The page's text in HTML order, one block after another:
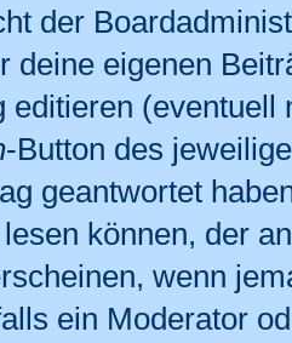
der
deine eigenen
editieren
-Button des
geantwortet
können, der
wenn
ein Moderator